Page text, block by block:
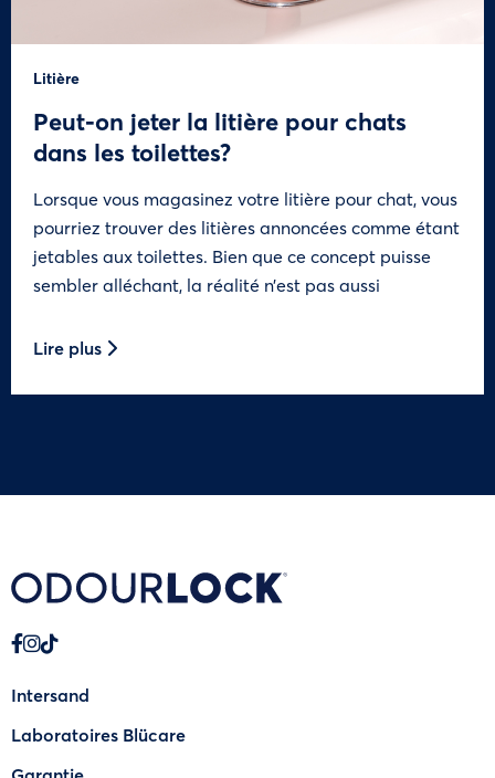
Litière
Peut-on jeter la litière pour chats
dans les toilettes?
Lorsque vous magasinez votre litière pour chat, vous
pourriez trouver des litières annoncées comme étant
jetables aux toilettes. Bien que ce concept puisse
sembler alléchant, la réalité n’est pas aussi
Lire plus
Intersand
Laboratoires Blücare